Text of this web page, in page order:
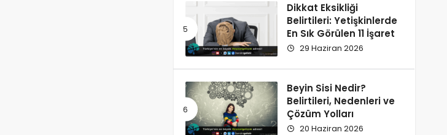
Dikkat Eksikliği
Belirtileri: Yetişkinlerde
En Sık Görülen 11 İşaret
29 Haziran 2026
Beyin Sisi Nedir?
Belirtileri, Nedenleri ve
Çözüm Yolları
20 Haziran 2026